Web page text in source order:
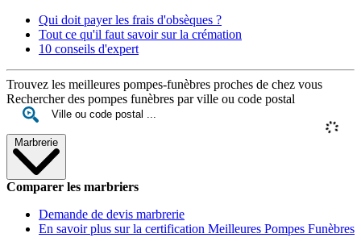
Qui doit payer les frais d'obsèques ?
Tout ce qu'il faut savoir sur la crémation
10 conseils d'expert
Trouvez les meilleures pompes-funèbres proches de chez vous
Rechercher des pompes funèbres par ville ou code postal
Marbrerie
Comparer les marbriers
Demande de devis marbrerie
En savoir plus sur la certification Meilleures Pompes Funèbres